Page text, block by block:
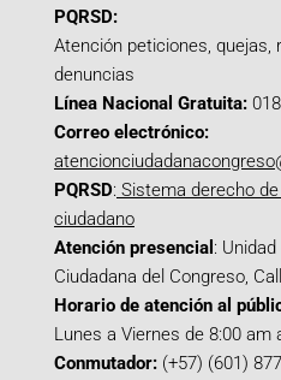
PQRSD:
Atención peticiones, quejas,
denuncias
Línea Nacional Gratuita:
Correo electrónico:
PQRSD: Sistema derecho
ciudadano
Atención presencial :
Ciudadana del Congreso,
Horario de atención al
Lunes a Viernes de 8:00 am
Conmutador: (+57) (601)